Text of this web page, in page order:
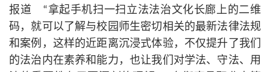
报道 “拿起手机扫一扫立法法治文化长廊上的二维
码，就可以了解与校园师生密切相关的最新法律法规
和案例，这样的近距离沉浸式体验，不仅提升了我们
的法治内在素养和能力，也让我们对学法、守法、用